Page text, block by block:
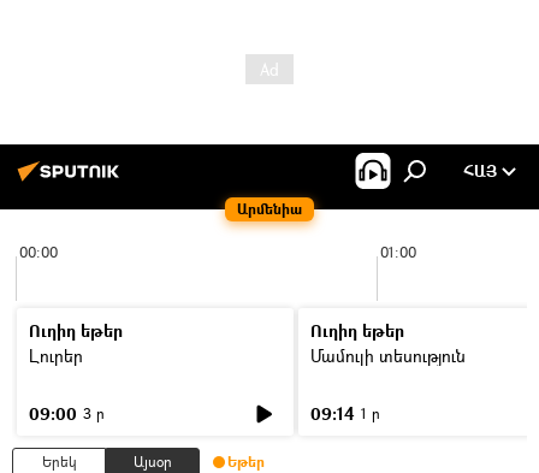
Արմենիա
ՀԱՅ
00:00 01:00
Ուղիղ եթեր
Լուրեր
09:00 3 ր
Ուղիղ եթեր
Մամուլի տեսություն
09:14 1 ր
Երեկ Այսօր Եթեր